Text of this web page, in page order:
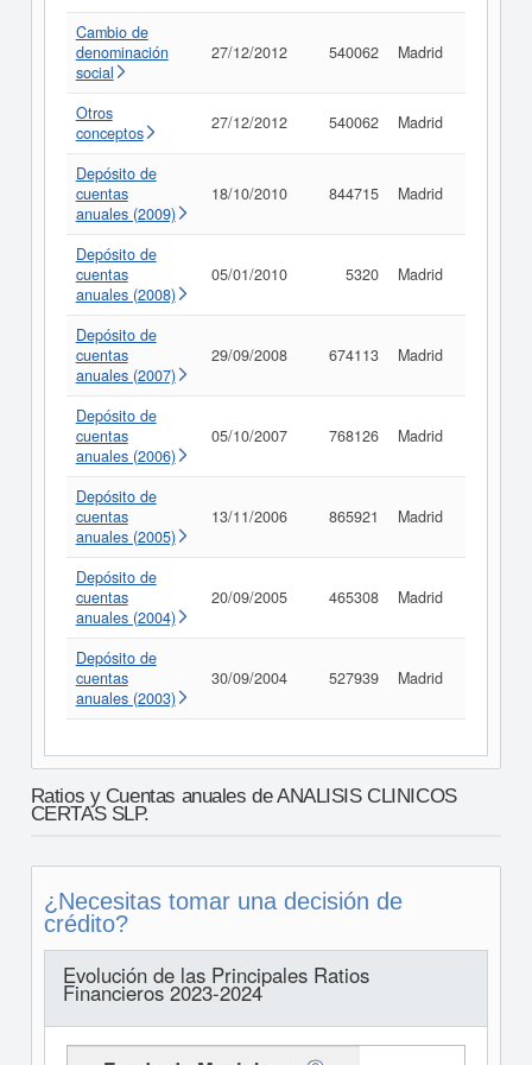
Cambio de
denominación
social
27/12/2012 540062 Madrid
Otros
conceptos
27/12/2012 540062 Madrid
Depósito de
cuentas
anuales (2009)
18/10/2010 844715 Madrid
Depósito de
cuentas
anuales (2008)
05/01/2010 5320 Madrid
Depósito de
cuentas
anuales (2007)
29/09/2008 674113 Madrid
Depósito de
cuentas
anuales (2006)
05/10/2007 768126 Madrid
Depósito de
cuentas
anuales (2005)
13/11/2006 865921 Madrid
Depósito de
cuentas
anuales (2004)
20/09/2005 465308 Madrid
Depósito de
cuentas
anuales (2003)
30/09/2004 527939 Madrid
Ratios y Cuentas anuales de ANALISIS CLINICOS
CERTAS SLP.
¿Necesitas tomar una decisión de
crédito?
Evolución de las Principales Ratios
Financieros 2023-2024